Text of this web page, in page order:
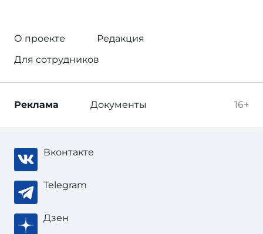
О проекте
Редакция
Для сотрудников
16+
Реклама Документы
Вконтакте
Telegram
Дзен